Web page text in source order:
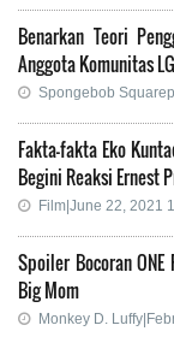
Benarkan Teori
Anggota Komunitas
Spongebob
Fakta-fakta Eko
Begini Reaksi Ernest
Film|June 22, 2021
Spoiler Bocoran ONE
Big Mom
Monkey D.